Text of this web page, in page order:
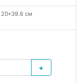
20*39.6 см
+